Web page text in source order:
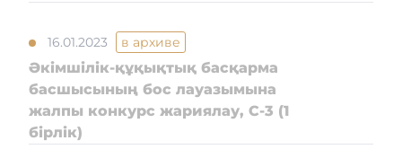
Нашар көретіндерге
арналған нұсқа
16.01.2023 в архиве
Әкімшілік-құқықтық басқарма
басшысының бос лауазымына
жалпы конкурс жариялау, С-3 (1
бірлік)